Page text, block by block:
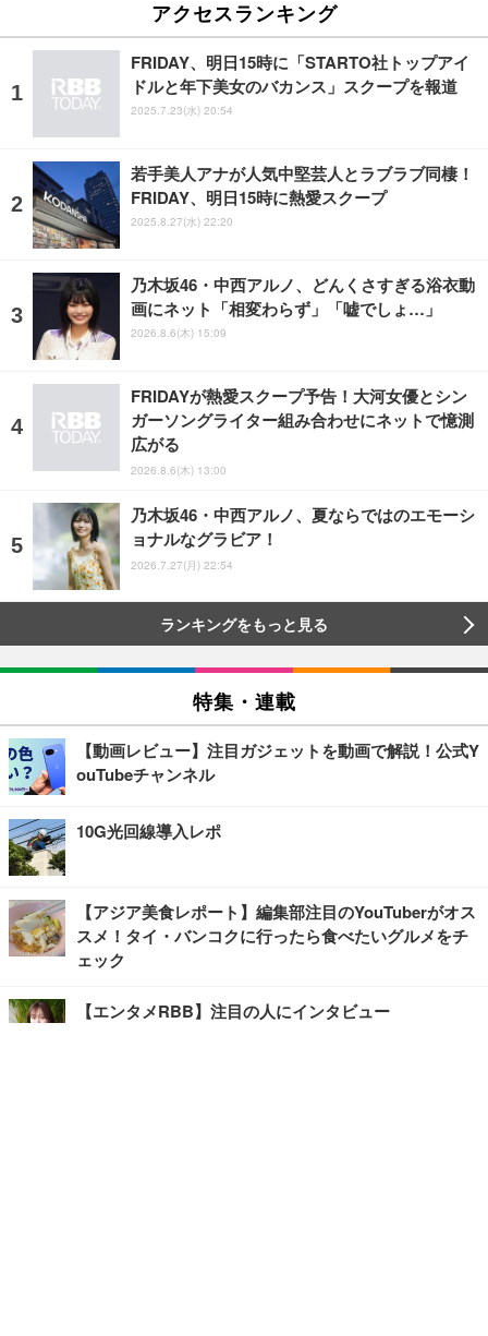
アクセスランキング
FRIDAY、明日15時に「STARTO社トップアイ
ドルと年下美女のバカンス」スクープを報道
2025.7.23(水) 20:54
若手美人アナが人気中堅芸人とラブラブ同棲！
FRIDAY、明日15時に熱愛スクープ
2025.8.27(水) 22:20
乃木坂46・中西アルノ、どんくさすぎる浴衣動
画にネット「相変わらず」「嘘でしょ…」
2026.8.6(木) 15:09
FRIDAYが熱愛スクープ予告！大河女優とシン
ガーソングライター組み合わせにネットで憶測
広がる
2026.8.6(木) 13:00
乃木坂46・中西アルノ、夏ならではのエモーシ
ョナルなグラビア！
2026.7.27(月) 22:54
ランキングをもっと見る
特集・連載
【動画レビュー】注目ガジェットを動画で解説！公式Y
ouTubeチャンネル
10G光回線導入レポ
【アジア美食レポート】編集部注目のYouTuberがオス
スメ！タイ・バンコクに行ったら食べたいグルメをチ
ェック
【エンタメRBB】注目の人にインタビュー